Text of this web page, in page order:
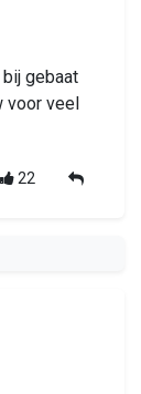
gebaat
voor veel
22